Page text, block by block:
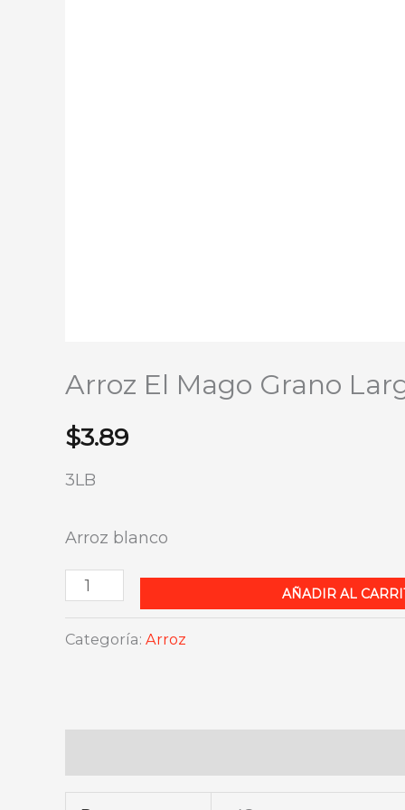
Arroz El Mago Grano
$3.89
3LB
Arroz blanco
Arroz
El
Mago
cantidad
AÑADIR AL
Categoría: Arroz